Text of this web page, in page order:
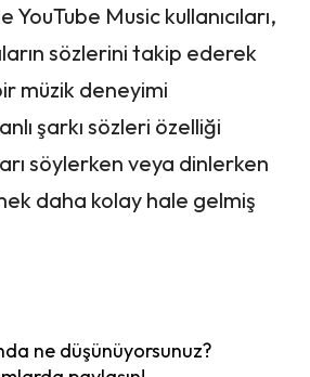
YouTube Music kullanıcıları,
sözlerini takip ederek
müzik deneyimi
şarkı sözleri özelliği
söylerken veya dinlerken
daha kolay hale gelmiş
ne düşünüyorsunuz?